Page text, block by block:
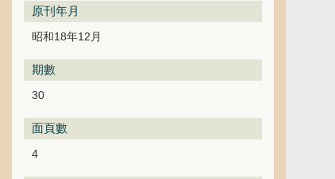
原刊年月
昭和18年12月
期數
30
面頁數
4